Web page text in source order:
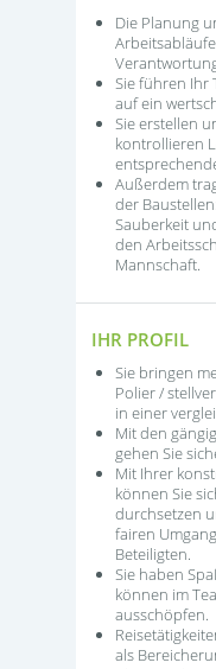
Die Planung
Sie führen Ihr
auf ein
Sie erstellen
kontrollieren
Außerdem
der
Sauberkeit
den
Mannschaft.
IHR PROFIL
Sie bringen
Polier /
in einer
Mit den
gehen Sie
Mit Ihrer
können Sie
durchsetzen
fairen
Beteiligten.
Sie haben
können im
ausschöpfen.
als